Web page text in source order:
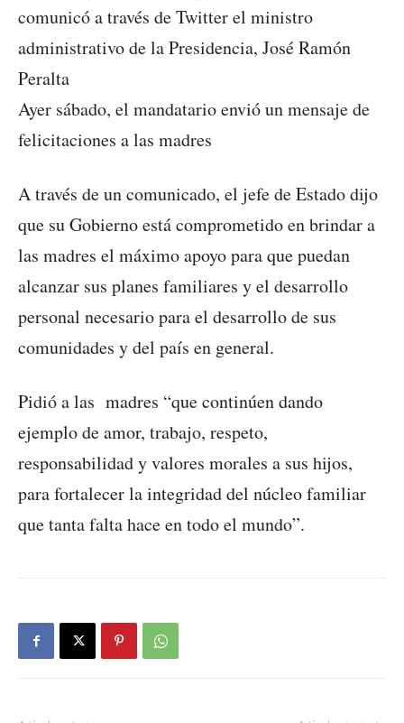
comunicó a través de Twitter el ministro
administrativo de la Presidencia, José Ramón
Peralta
Ayer sábado, el mandatario envió un mensaje de
felicitaciones a las madres
A través de un comunicado, el jefe de Estado dijo
que su Gobierno está comprometido en brindar a
las madres el máximo apoyo para que puedan
alcanzar sus planes familiares y el desarrollo
personal necesario para el desarrollo de sus
comunidades y del país en general.
Pidió a las madres “que continúen dando
ejemplo de amor, trabajo, respeto,
responsabilidad y valores morales a sus hijos,
para fortalecer la integridad del núcleo familiar
que tanta falta hace en todo el mundo”.